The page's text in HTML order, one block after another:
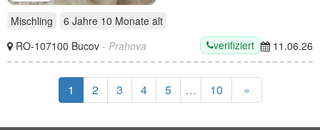
Mischling 6 Jahre 10 Monate alt
RO-107100 Bucov - Prahova verifiziert 11.06.26
1 2 3 4 5 … 10 »